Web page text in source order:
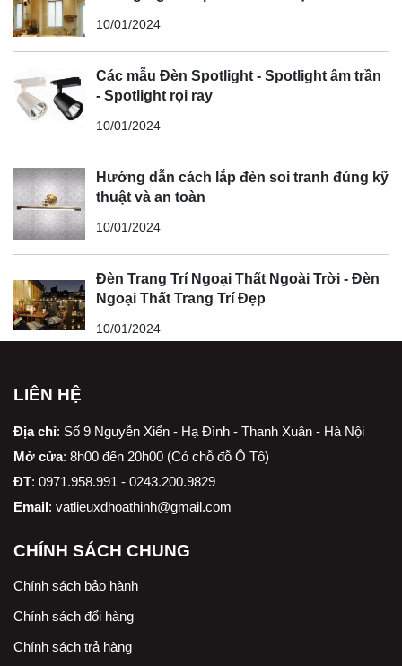
10/01/2024
Các mẫu Đèn Spotlight - Spotlight âm trần
- Spotlight rọi ray
10/01/2024
Hướng dẫn cách lắp đèn soi tranh đúng kỹ
thuật và an toàn
10/01/2024
Đèn Trang Trí Ngoại Thất Ngoài Trời - Đèn
Ngoại Thất Trang Trí Đẹp
10/01/2024
LIÊN HỆ
Địa chỉ: Số 9 Nguyễn Xiển - Hạ Đình - Thanh Xuân - Hà Nội
Mở cửa: 8h00 đến 20h00 (Có chỗ đỗ Ô Tô)
ĐT: 0971.958.991 - 0243.200.9829
Email: vatlieuxdhoathinh@gmail.com
CHÍNH SÁCH CHUNG
Chính sách bảo hành
Chính sách đổi hàng
Chính sách trả hàng